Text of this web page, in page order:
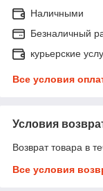
Наличными
Безналичный
курьерские
Все условия
Условия
Возврат товара в
Все условия